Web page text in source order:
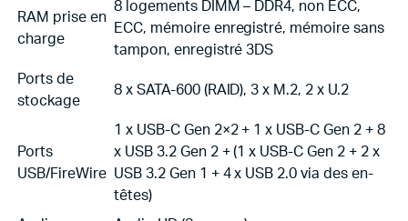
RAM prise en
charge
8 logements DIMM – DDR4, non ECC,
ECC, mémoire enregistré, mémoire sans
tampon, enregistré 3DS
Ports de
stockage
8 x SATA-600 (RAID), 3 x M.2, 2 x U.2
Ports
USB/FireWire
1 x USB-C Gen 2×2 + 1 x USB-C Gen 2 + 8
x USB 3.2 Gen 2 + (1 x USB-C Gen 2 + 2 x
USB 3.2 Gen 1 + 4 x USB 2.0 via des en-
têtes)